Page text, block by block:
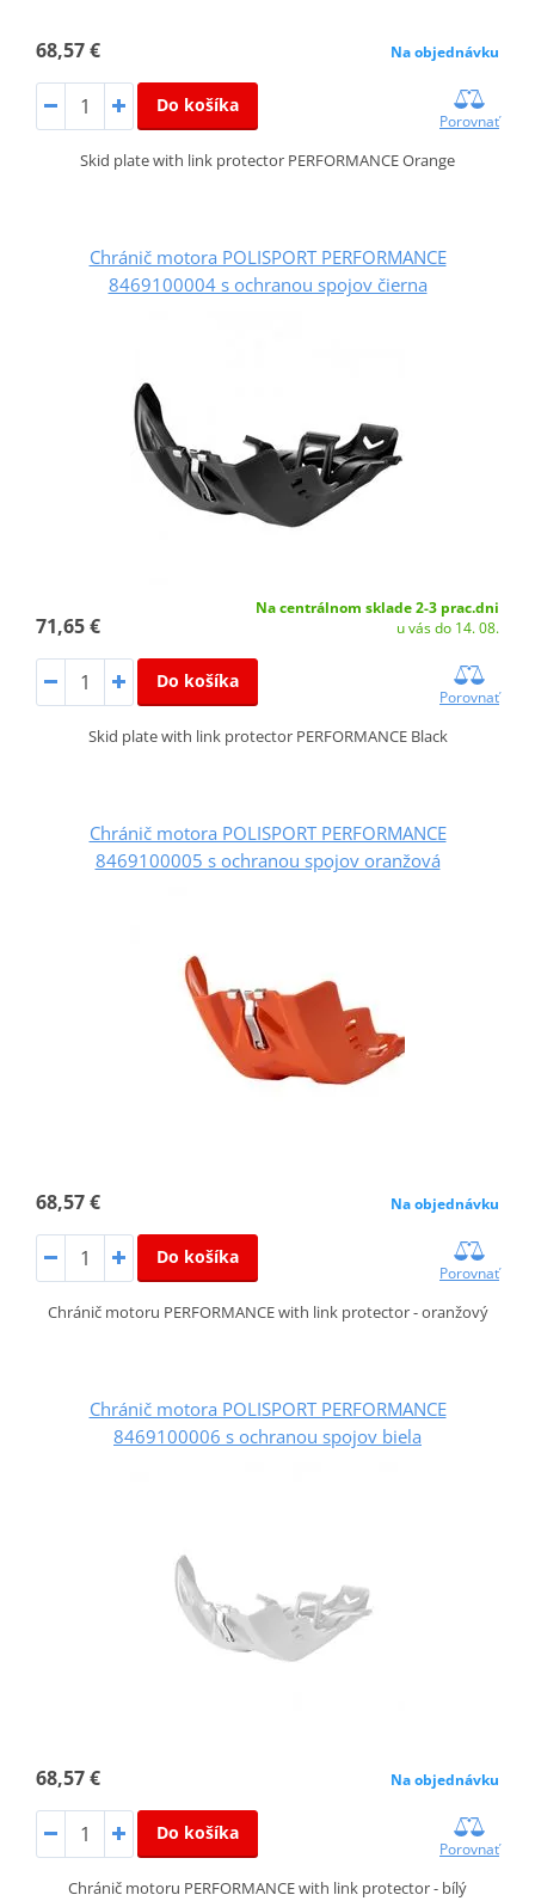
68,57 € Na objednávku
Do košíka
Porovnať
Skid plate with link protector PERFORMANCE Orange
Chránič motora POLISPORT PERFORMANCE
8469100004 s ochranou spojov čierna
71,65 €
Na centrálnom sklade 2-3 prac.dni
u vás do 14. 08.
Do košíka
Porovnať
Skid plate with link protector PERFORMANCE Black
Chránič motora POLISPORT PERFORMANCE
8469100005 s ochranou spojov oranžová
68,57 € Na objednávku
Do košíka
Porovnať
Chránič motoru PERFORMANCE with link protector - oranžový
Chránič motora POLISPORT PERFORMANCE
8469100006 s ochranou spojov biela
68,57 € Na objednávku
Do košíka
Porovnať
Chránič motoru PERFORMANCE with link protector - bílý